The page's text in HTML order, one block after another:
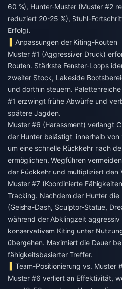
60 %), Hunter-Muster (Muster #2
reduziert 20-25 %), Stuhl-
Erfolg).
Anpassungen der Kiting-Routen
Muster #1 (Aggressiver Druck)
Routen. Stärkste Fenster-Loops
zweiter Stock, Lakeside
und dorthin steuern.
#1 erzwingt frühe Abwürfe und
spätere Jagden.
Muster #6 (Harassment) verlangt
der Hunter belästigt, innerhalb
um eine schnelle Rückkehr nach
ermöglichen. Wegführen
der Rückkehr und multipliziert den
Muster #7 (Koordinierte
Tracking. Nachdem der Hunter
(Geisha-Dash, Sculptor-Statue,
während der Abklingzeit
konservativem Kiting unter
übergehen. Maximiert die Dauer
fähigkeitsbasierter Treffer.
Team-Positionierung vs. Muster
Muster #6 verliert an Effektivität,